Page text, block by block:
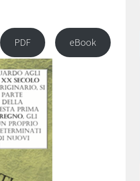
PDF eBook